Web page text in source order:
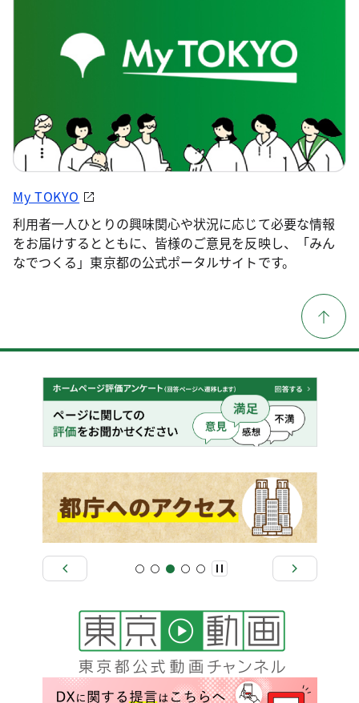
My TOKYO
利用者一人ひとりの興味関心や状況に応じて必要な情報
をお届けするとともに、皆様のご意見を反映し、「みん
なでつくる」東京都の公式ポータルサイトです。